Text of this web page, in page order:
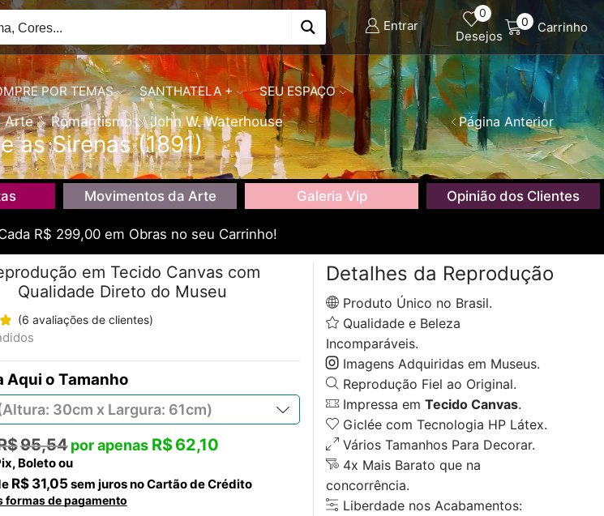
Entrar
0
Desejos
0 Carrinho
POR TEMAS SANTHATELA + SEU ESPAÇO
Arte Romantismo John W. Waterhouse
as Sirenas (1891)
Página Anterior
Movimentos da Arte Galeria Vip Opinião dos Clientes
R$ 299,00 em Obras no seu Carrinho!
em Tecido Canvas com
Qualidade Direto do Museu
(6 avaliações de clientes)
Tamanho
95,54 R$62,10
Boleto ou
R$ 31,05 sem juros no Cartão de Crédito
formas de pagamento
Detalhes da Reprodução
Produto Único no Brasil.
Qualidade e Beleza
Incomparáveis.
Imagens Adquiridas em Museus.
Reprodução Fiel ao Original.
Impressa em Tecido Canvas.
Giclée com Tecnologia HP Látex.
Vários Tamanhos Para Decorar.
4x Mais Barato que na
concorrência.
Liberdade nos Acabamentos: